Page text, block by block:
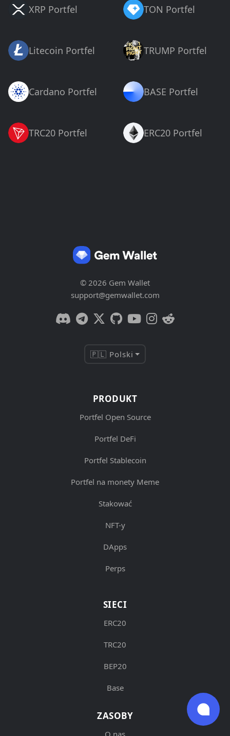
XRP Portfel TON Portfel
Litecoin Portfel TRUMP Portfel
Cardano Portfel BASE Portfel
TRC20 Portfel ERC20 Portfel
© 2026 Gem Wallet
support@gemwallet.com
🇵🇱 Polski
PRODUKT
Portfel Open Source
Portfel DeFi
Portfel Stablecoin
Portfel na monety Meme
Stakować
NFT-y
DApps
Perps
SIECI
ERC20
TRC20
BEP20
Base
ZASOBY